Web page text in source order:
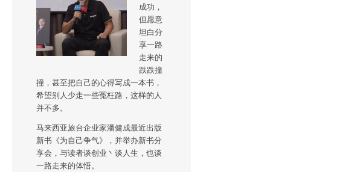
成功，
但愿意
坦白分
享一路
走来的
跌跌撞
撞，甚至把自己的心得写成一本书，
希望别人少走一些冤枉路，这样的人
并不多。
马来西亚旅台企业家潘健成最近出版
新书《为自己争气》，并举办新书分
享会，与读者谈创业丶谈人生，也谈
一路走来的体悟。